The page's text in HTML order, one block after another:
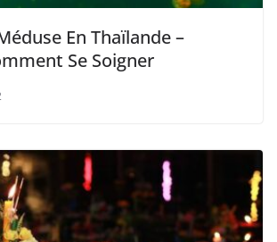
En Thaïlande –
Se Soigner